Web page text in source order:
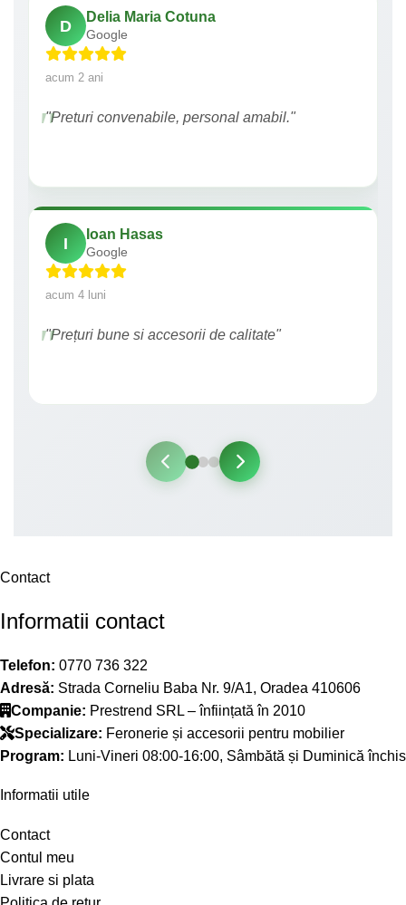
D
Delia Maria Cotuna
Google
acum 2 ani
"Preturi convenabile, personal amabil."
I
Ioan Hasas
Google
acum 4 luni
"Prețuri bune si accesorii de calitate"
Contact
Informatii contact
Telefon: 0770 736 322
Adresă: Strada Corneliu Baba Nr. 9/A1, Oradea 410606
Companie: Prestrend SRL – înființată în 2010
Specializare: Feronerie și accesorii pentru mobilier
Program: Luni-Vineri 08:00-16:00, Sâmbătă și Duminică închis
Informatii utile
Contact
Contul meu
Livrare si plata